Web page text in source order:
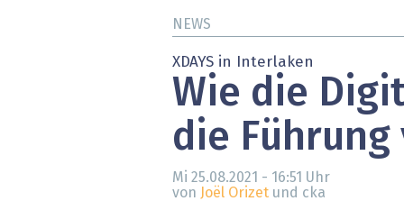
Studien
Meinungen
Hands-on
Best
SAP
NEWS
XDAYS in Interlaken
Wie die
die
Mi 25.08.2021 - 16:51 Uhr
von Joël Orizet und cka